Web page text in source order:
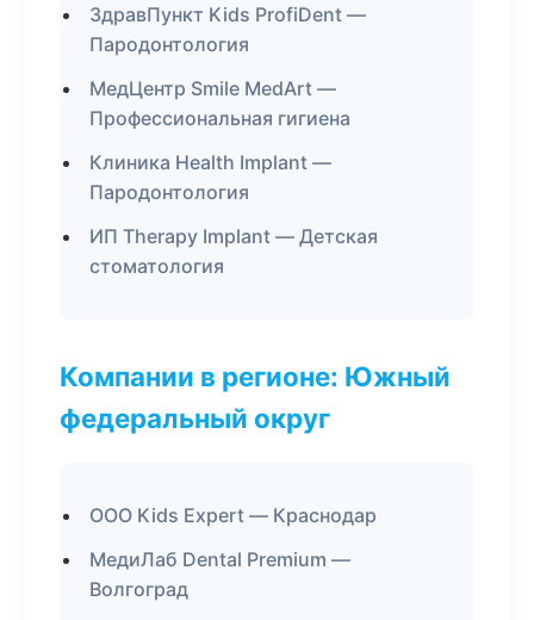
ЗдравПункт Kids ProfiDent —
Пародонтология
МедЦентр Smile MedArt —
Профессиональная гигиена
Клиника Health Implant —
Пародонтология
ИП Therapy Implant — Детская
стоматология
Компании в регионе: Южный
федеральный округ
ООО Kids Expert — Краснодар
МедиЛаб Dental Premium —
Волгоград